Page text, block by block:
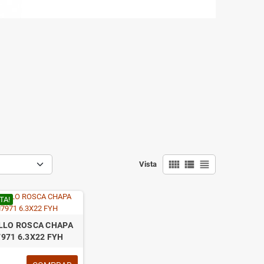
Vista view_comfy view_list view_headline
ROSCA CHAPA
6.3X22 FYH